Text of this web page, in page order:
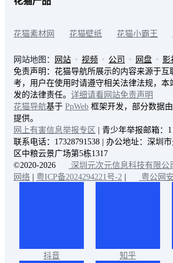
花猫素材网 花猫壁纸 花猫小霸王
网站地图： 网站 视频 公司 网盘 影
免责声明：花猫导航所展示的内容来源于互
考，用户在使用时请遵守相关法律法规，本
发的法律责任。 详细请看网站免责声明
花猫导航基于 PpWeb 框架开发，部分数据由
提供。
网上有害信息举报专区
| 青少年举报邮箱：
联系电话：17328791538 | 办公地址：深圳
区中粮云景广场第5栋1317
©2020-2026
深圳元次元信息科技有限公
网络
粤ICP备2024294221号-2 粤公网
抖音 知乎